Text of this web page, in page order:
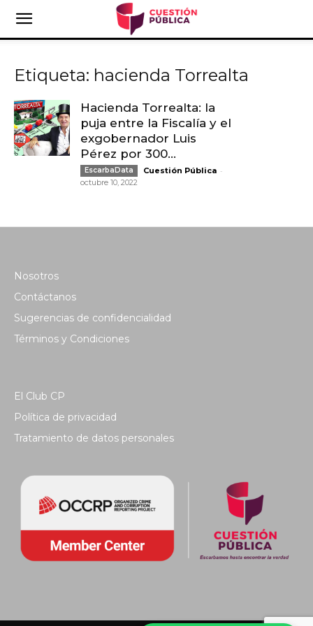
Etiqueta: hacienda Torrealta
Hacienda Torrealta: la
puja entre la Fiscalía y el
exgobernador Luis
Pérez por 300...
EscarbaData Cuestión Pública -
octubre 10, 2022
Nosotros
Contáctanos
Sugerencias de confidencialidad
Términos y Condiciones
El Club CP
Política de privacidad
Tratamiento de datos personales